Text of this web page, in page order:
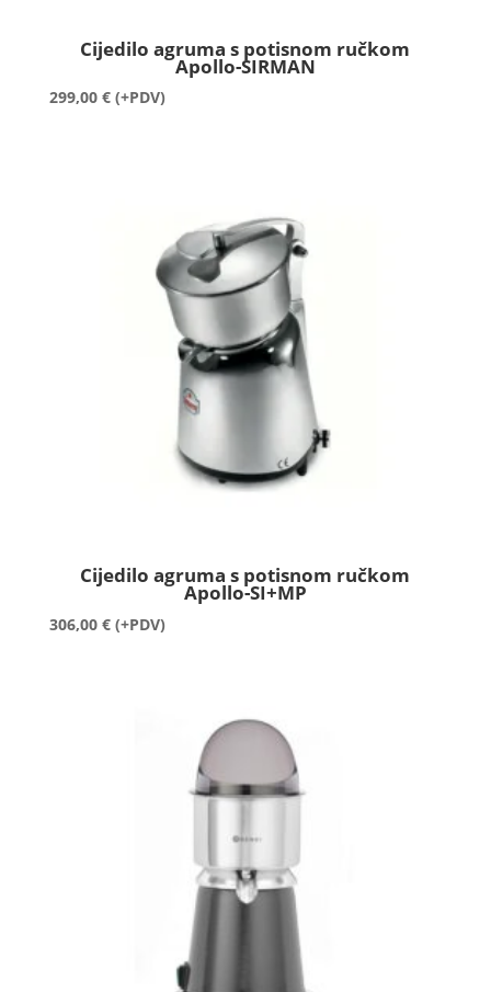
Cijedilo agruma s potisnom ručkom
Apollo-SIRMAN
299,00 € (+PDV)
Cijedilo agruma s potisnom ručkom
Apollo-SI+MP
306,00 € (+PDV)